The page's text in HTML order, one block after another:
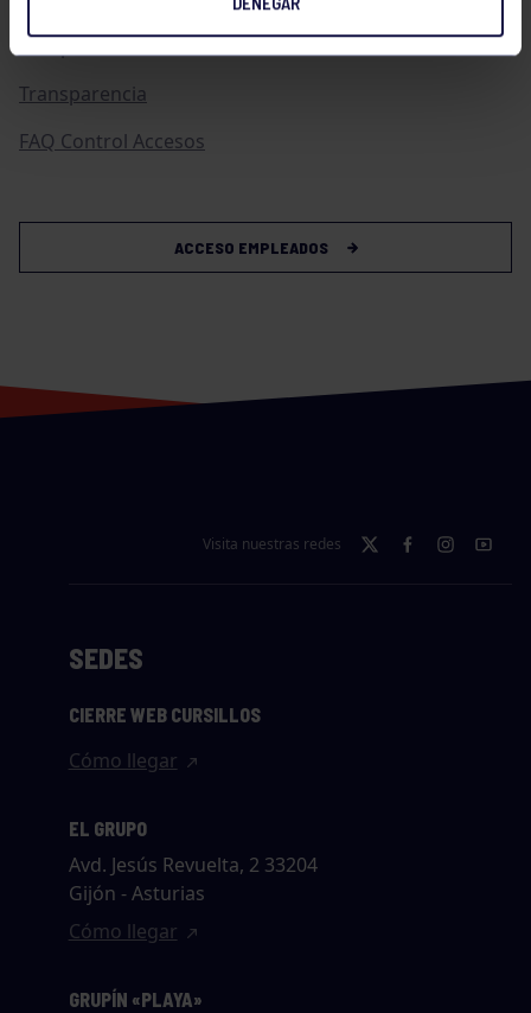
Compras
Transparencia
FAQ Control Accesos
ACCESO EMPLEADOS
Visita nuestras redes
SEDES
CIERRE WEB CURSILLOS
Cómo llegar
EL GRUPO
Avd. Jesús Revuelta, 2 33204
Gijón - Asturias
Cómo llegar
GRUPÍN «PLAYA»